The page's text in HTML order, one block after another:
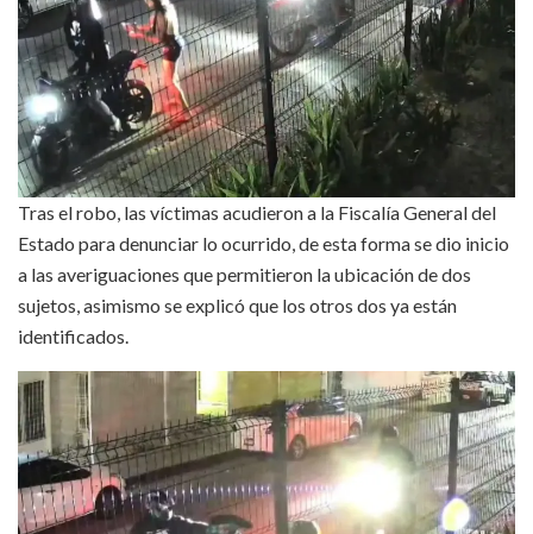
Tras el robo, las víctimas acudieron a la Fiscalía General del
Estado para denunciar lo ocurrido, de esta forma se dio inicio
a las averiguaciones que permitieron la ubicación de dos
sujetos, asimismo se explicó que los otros dos ya están
identificados.